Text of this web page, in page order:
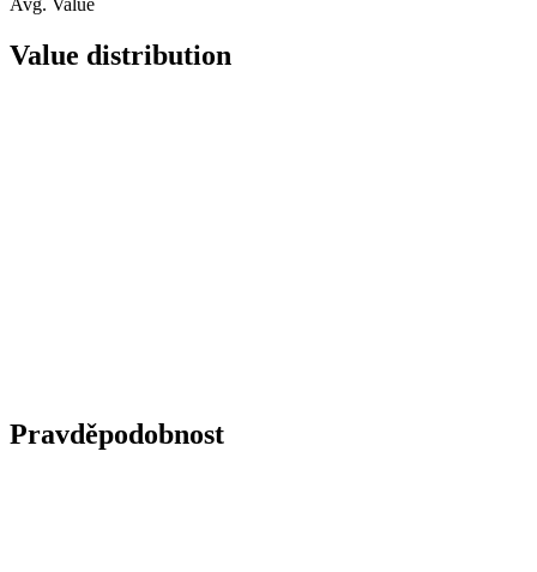
Value distribution
Pravděpodobnost